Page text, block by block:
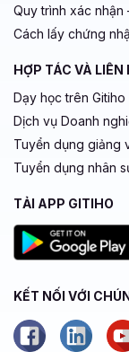
Quy trình xác nhận
Cách lấy chứng
HỢP TÁC VÀ LIÊN
Dạy học trên Gitiho
Dịch vụ Doanh
Tuyển dụng giảng
Tuyển dụng nhân
TẢI APP GITIHO
KẾT NỐI VỚI